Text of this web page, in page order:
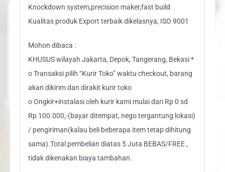
Knockdown system,precision maker,fast build
Kualitas produk Export terbaik dikelasnya, ISO 9001
Mohon dibaca :
KHUSUS wilayah Jakarta, Depok, Tangerang, Bekasi *
o Transaksi pilih “Kurir Toko” waktu checkout, barang
akan dikirim dan dirakit kurir toko
o Ongkir+instalasi oleh kurir kami mulai dari Rp 0 sd
Rp 100.000,-(bayar ditempat, nego tergantung lokasi)
/ pengiriman(kalau beli beberapa item tetap dihitung
sama).Total pembelian diatas 5 Juta BEBAS/FREE ,
tidak dikenakan biaya tambahan.